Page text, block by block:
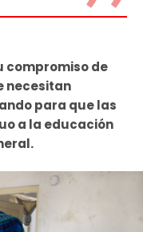
compromiso de
necesitan
para que las
a la educación